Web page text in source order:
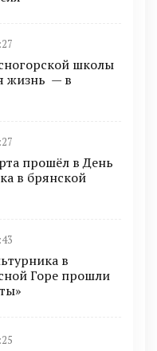
школы
жизнь — в
прошёл в День
в брянской
в
Горе прошли